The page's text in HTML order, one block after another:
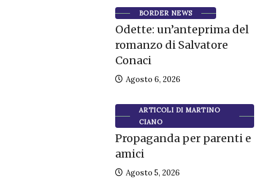
BORDER NEWS
Odette: un’anteprima del
romanzo di Salvatore
Conaci
Agosto 6, 2026
ARTICOLI DI MARTINO
CIANO
Propaganda per parenti e
amici
Agosto 5, 2026